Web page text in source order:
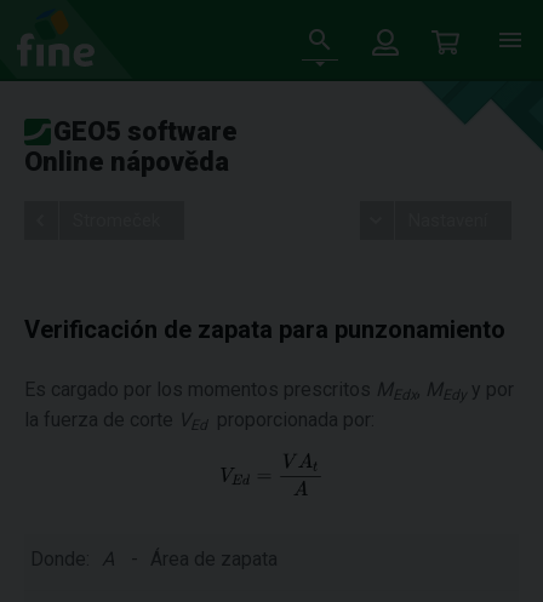
GEO5 software
Online nápověda
Verificación de zapata para punzonamiento
Es cargado por los momentos prescritos MEdx, MEdy y por
la fuerza de corte VEdproporcionada por:
Donde: A - Área de zapata